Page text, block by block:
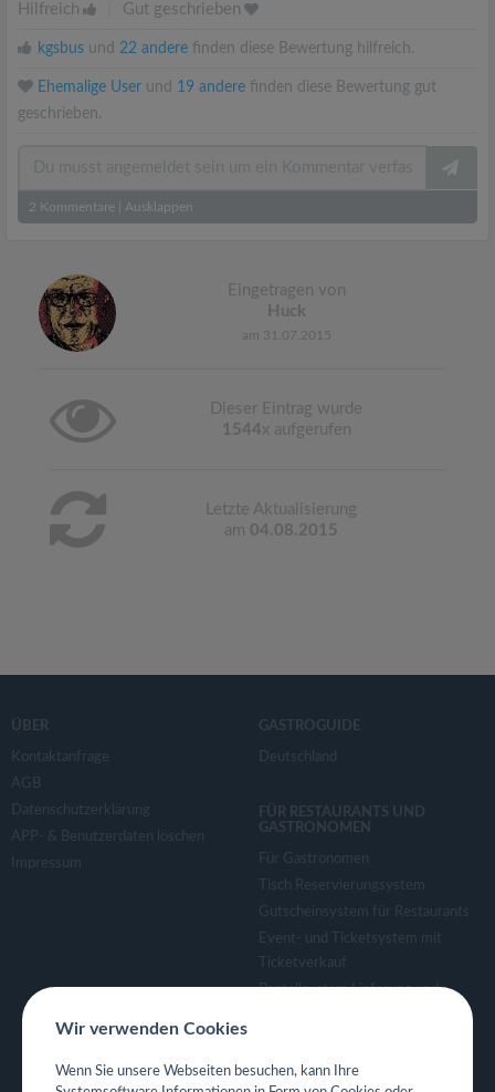
Hilfreich Gut geschrieben
kgsbus und 22 andere finden diese Bewertung hilfreich.
Ehemalige User und 19 andere finden diese Bewertung gut
geschrieben.
2 Kommentare Ausklappen
Eingetragen von
Huck
am 31.07.2015
Dieser Eintrag wurde
1544x aufgerufen
Letzte Aktualisierung
am 04.08.2015
ÜBER
Kontaktanfrage
AGB
Datenschutzerklärung
APP- & Benutzerdaten löschen
Impressum
GASTROGUIDE
Deutschland
FÜR RESTAURANTS UND
GASTRONOMEN
Für Gastronomen
Tisch Reservierungsystem
Gutscheinsystem für Restaurants
Event- und Ticketsystem mit
Ticketverkauf
Bestellsystem Lieferung und
Eigene App für Restaurant
Wir verwenden Cookies
Wenn Sie unsere Webseiten besuchen, kann Ihre